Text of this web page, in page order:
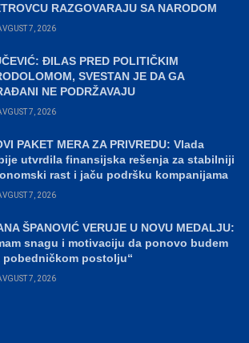
RAZGOVARAJU SA NARODOM
7, 2026
ĐILAS PRED POLITIČKIM
SVESTAN JE DA GA
NE PODRŽAVAJU
7, 2026
PAKET MERA ZA PRIVREDU: Vlada
utvrdila finansijska rešenja za stabilniji
rast i jaču podršku kompanijama
7, 2026
ŠPANOVIĆ VERUJE U NOVU MEDALJU:
snagu i motivaciju da ponovo budem
pobedničkom postolju“
7, 2026